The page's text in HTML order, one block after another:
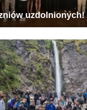
uzdolnionych!